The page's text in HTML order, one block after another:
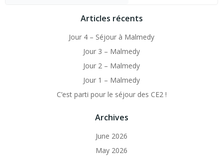
Articles récents
Jour 4 – Séjour à Malmedy
Jour 3 – Malmedy
Jour 2 – Malmedy
Jour 1 – Malmedy
C’est parti pour le séjour des CE2 !
Archives
June 2026
May 2026